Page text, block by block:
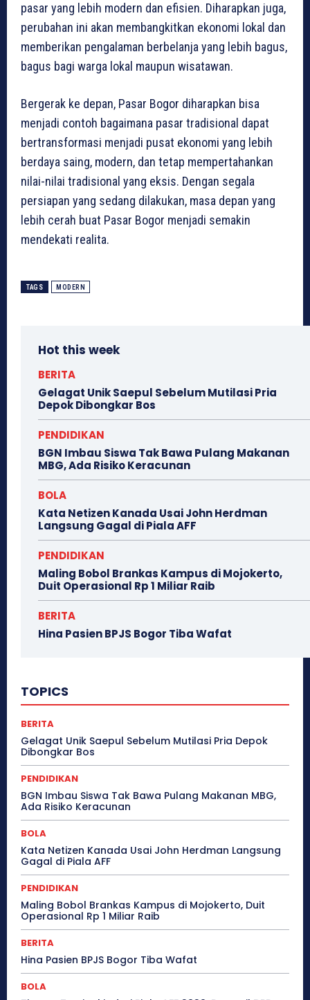
pasar yang lebih modern dan efisien. Diharapkan juga,
perubahan ini akan membangkitkan ekonomi lokal dan
memberikan pengalaman berbelanja yang lebih bagus,
bagus bagi warga lokal maupun wisatawan.
Bergerak ke depan, Pasar Bogor diharapkan bisa
menjadi contoh bagaimana pasar tradisional dapat
bertransformasi menjadi pusat ekonomi yang lebih
berdaya saing, modern, dan tetap mempertahankan
nilai-nilai tradisional yang eksis. Dengan segala
persiapan yang sedang dilakukan, masa depan yang
lebih cerah buat Pasar Bogor menjadi semakin
mendekati realita.
TAGS MODERN
Hot this week
BERITA
Gelagat Unik Saepul Sebelum Mutilasi Pria
Depok Dibongkar Bos
PENDIDIKAN
BGN Imbau Siswa Tak Bawa Pulang Makanan
MBG, Ada Risiko Keracunan
BOLA
Kata Netizen Kanada Usai John Herdman
Langsung Gagal di Piala AFF
PENDIDIKAN
Maling Bobol Brankas Kampus di Mojokerto,
Duit Operasional Rp 1 Miliar Raib
BERITA
Hina Pasien BPJS Bogor Tiba Wafat
TOPICS
BERITA
Gelagat Unik Saepul Sebelum Mutilasi Pria Depok
Dibongkar Bos
PENDIDIKAN
BGN Imbau Siswa Tak Bawa Pulang Makanan MBG,
Ada Risiko Keracunan
BOLA
Kata Netizen Kanada Usai John Herdman Langsung
Gagal di Piala AFF
PENDIDIKAN
Maling Bobol Brankas Kampus di Mojokerto, Duit
Operasional Rp 1 Miliar Raib
BERITA
Hina Pasien BPJS Bogor Tiba Wafat
BOLA